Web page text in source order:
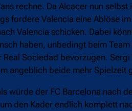
rechne. Da Alcacer nun
fordere Valencia eine Ablöse
Valencia schicken. Dabei
haben, unbedingt beim
Real Sociedad bevorzugen.
angeblich beide mehr Spielzeit
würde der FC Barcelona nach
den Kader endlich komplett